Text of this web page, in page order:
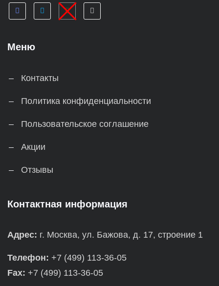
Меню
Контакты
Политика конфиденциальности
Пользовательское соглашение
Акции
Отзывы
Контактная информация
Адрес: г. Москва, ул. Бажова, д. 17, строение 1
Телефон: +7 (499) 113-36-05
Fax: +7 (499) 113-36-05